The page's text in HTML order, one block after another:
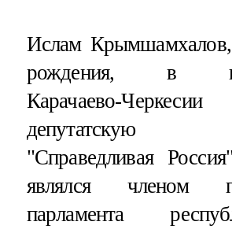
Ислам Крымшамхалов,
рождения, в
Карачаево-Черкесии
депутатскую
"Справедливая
являлся членом
парламента